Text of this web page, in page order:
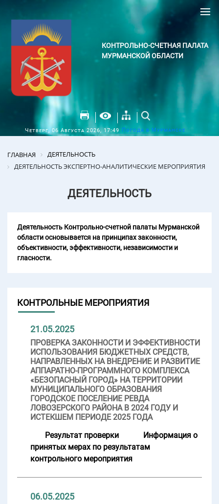
КОНТРОЛЬНО-СЧЕТНАЯ ПАЛАТА
МУРМАНСКОЙ ОБЛАСТИ
Четверг, 06 Августа 2026, 17:49 Погода в Мурманске
ГЛАВНАЯ
ДЕЯТЕЛЬНОСТЬ
ДЕЯТЕЛЬНОСТЬ ЭКСПЕРТНО-АНАЛИТИЧЕСКИЕ МЕРОПРИЯТИЯ
ДЕЯТЕЛЬНОСТЬ
Деятельность Контрольно-счетной палаты Мурманской
области основывается на принципах законности,
объективности, эффективности, независимости и
гласности.
КОНТРОЛЬНЫЕ МЕРОПРИЯТИЯ
21.05.2025
ПРОВЕРКА ЗАКОННОСТИ И ЭФФЕКТИВНОСТИ
ИСПОЛЬЗОВАНИЯ БЮДЖЕТНЫХ СРЕДСТВ,
НАПРАВЛЕННЫХ НА ВНЕДРЕНИЕ И РАЗВИТИЕ
АППАРАТНО-ПРОГРАММНОГО КОМПЛЕКСА
«БЕЗОПАСНЫЙ ГОРОД» НА ТЕРРИТОРИИ
МУНИЦИПАЛЬНОГО ОБРАЗОВАНИЯ
ГОРОДСКОЕ ПОСЕЛЕНИЕ РЕВДА
ЛОВОЗЕРСКОГО РАЙОНА В 2024 ГОДУ И
ИСТЕКШЕМ ПЕРИОДЕ 2025 ГОДА
Результат проверки
Информация о
принятых мерах по результатам
контрольного мероприятия
06.05.2025